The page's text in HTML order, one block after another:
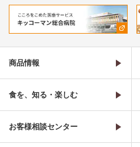
商品情報
食を、知る・楽しむ
お客様相談センター